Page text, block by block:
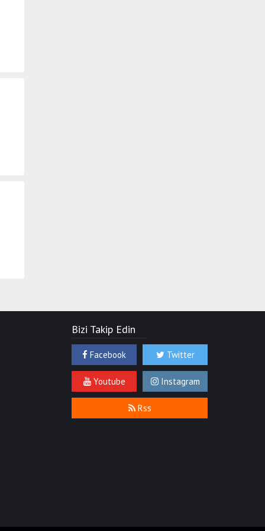
Bizi Takip Edin
Facebook Twitter
Youtube Instagram
Rss